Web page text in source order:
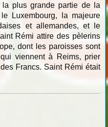
plus grande partie de la
Luxembourg, la majeure
et allemandes, et le
Rémi attire des pèlerins
dont les paroisses sont
viennent à Reims, prier
Francs. Saint Rémi était